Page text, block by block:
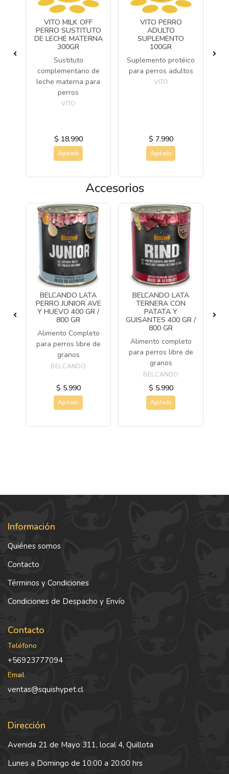
VITO MILK OFF
PERRO SUSTITUTO
DE LECHE MATERNA
300GR
Sustituto
complementario de
leche materna para
perros
VITO
$ 18.990
Agotado
VITO PERRO
ADULTO
SUPLEMENTO
100GR
Suplemento protéico
para perros adultos
VITO
$ 7.990
Agotado
Accesorios
BELCANDO LATA
PERRO JUNIOR AVE
Y HUEVO 400 GR /
800 GR
Alimento Completo
para perros libre de
granos
BELCANDO
$ 5.990
Agotado
BELCANDO LATA
TERNERA CON
PATATA Y
GUISANTES 400 GR /
800 GR
Alimento completo
para perros libre de
granos
BELCANDO
$ 5.990
Agotado
Información
Quiénes somos
Contacto
Términos y Condiciones
Condiciones de Despacho y Envío
Contacto
Teléfono
+56923777094
Email
ventas@squishypet.cl
Dirección
Avenida 21 de Mayo 311, local 4, Quillota
Lunes a Domingo de 10:00 a 20:00 hrs